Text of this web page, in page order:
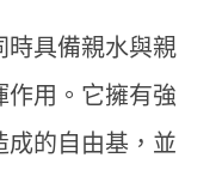
時具備親水與親
作用。它擁有強
成的自由基，並